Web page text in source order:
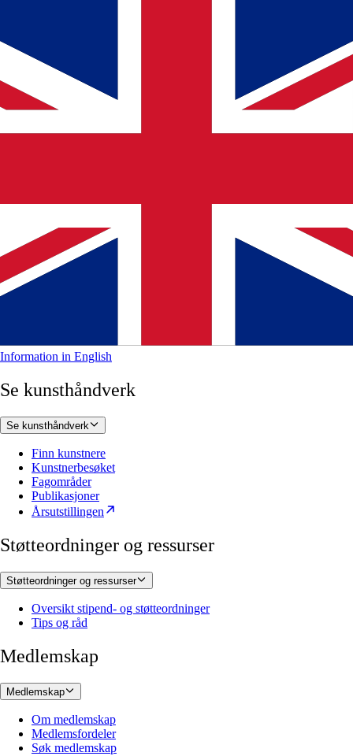
Information in English
Se kunsthåndverk
Se kunsthåndverk
Finn kunstnere
Kunstnerbesøket
Fagområder
Publikasjoner
Årsutstillingen
Støtteordninger og ressurser
Støtteordninger og ressurser
Oversikt stipend- og støtteordninger
Tips og råd
Medlemskap
Medlemskap
Om medlemskap
Medlemsfordeler
Søk medlemskap